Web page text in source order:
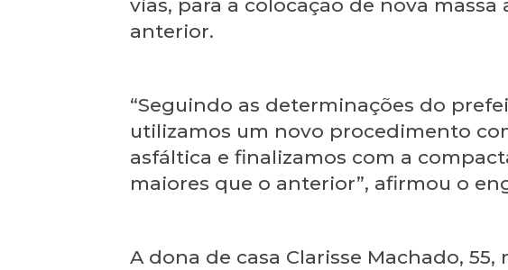
vias, para a colocação de nova
anterior.
“Seguindo as determinações do
utilizamos um novo procedimento
asfáltica e finalizamos com a
maiores que o anterior”, afirmou o
A dona de casa Clarisse Machado,